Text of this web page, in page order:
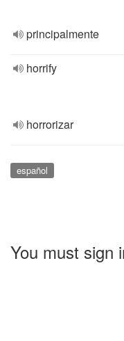
principalmente
horrify
horrorizar
español
You must sign